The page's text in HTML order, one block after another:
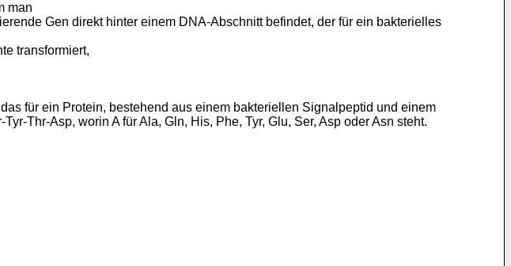
man
Gen direkt hinter einem DNA-Abschnitt befindet, der für ein bakterielles
transformiert,
für ein Protein, bestehend aus einem bakteriellen Signalpeptid und einem
Thr-Asp, worin A für Ala, Gln, His, Phe, Tyr, Glu, Ser, Asp oder Asn steht.